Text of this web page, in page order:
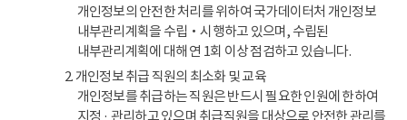
개인정보의 안전한 처리를 위하여 국가데이터처 개인정보
내부관리계획을 수립‧시행하고 있으며, 수립된
내부관리계획에 대해 연 1회 이상 점검하고 있습니다.
2. 개인정보 취급 직원의 최소화 및 교육
개인정보를 취급하는 직원은 반드시 필요한 인원에 한하여
지정 · 관리하고 있으며 취급직원을 대상으로 안전한 관리를